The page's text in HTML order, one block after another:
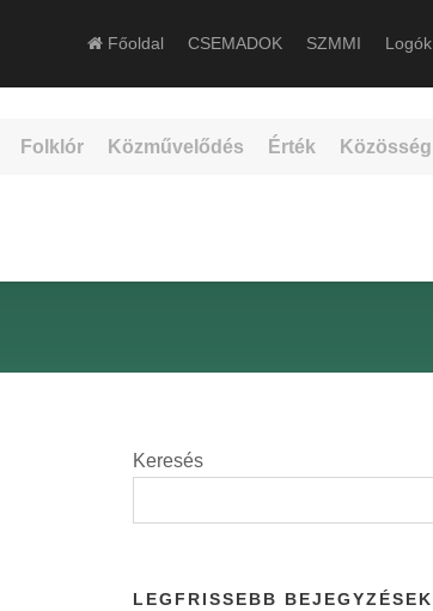
Főoldal CSEMADOK SZMMI Logók
Folklór Közművelődés Érték Közösség
Keresés
LEGFRISSEBB BEJEGYZÉSEK